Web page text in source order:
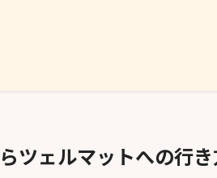
ツェルマットへの行